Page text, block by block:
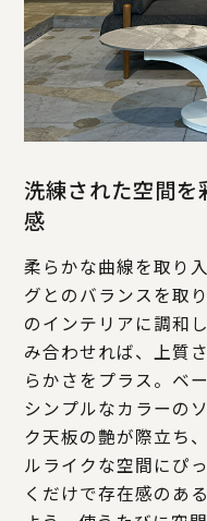
洗練された空間
感
柔らかな曲線を取り
グとのバランスを取
のインテリアに調和
み合わせれば、上質
らかさをプラス。ベ
シンプルなカラーの
ク天板の艶が際立ち
ルライクな空間にぴ
くだけで存在感のあ